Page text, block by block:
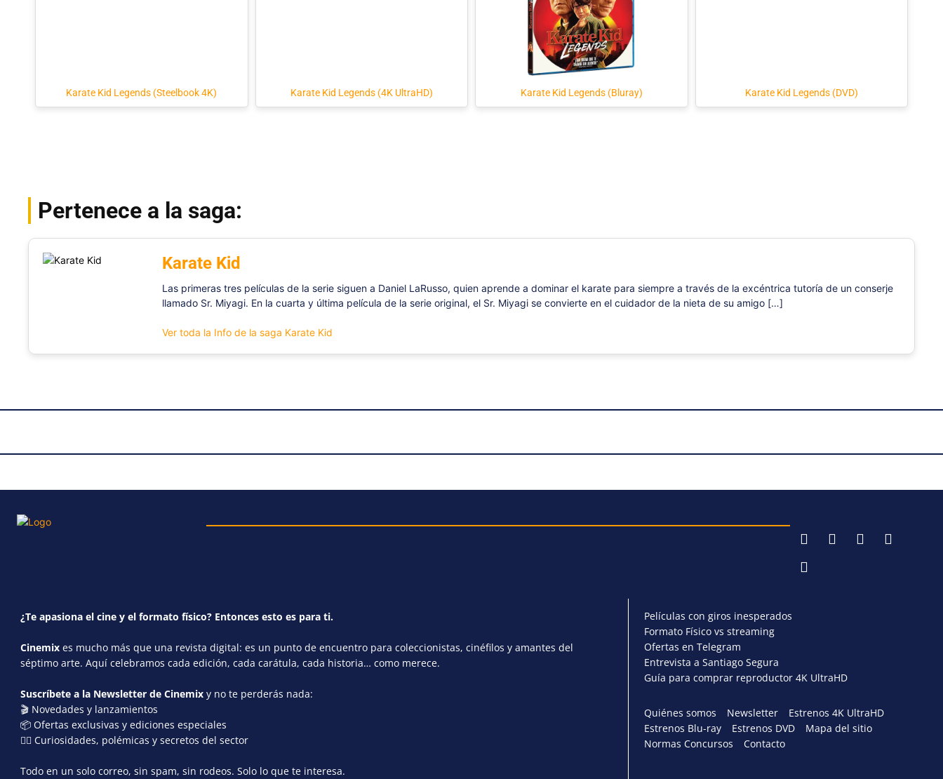
Karate Kid Legends (Steelbook 4K) Karate Kid Legends (4K UltraHD) Karate Kid Legends (Bluray) Karate Kid Legends (DVD)
Pertenece a la saga:
Karate Kid
Las primeras tres películas de la serie siguen a Daniel LaRusso, quien aprende a dominar el karate para siempre a través de la excéntrica tutoría de un conserje
llamado Sr. Miyagi. En la cuarta y última película de la serie original, el Sr. Miyagi se convierte en el cuidador de la nieta de su amigo […]
Ver toda la Info de la saga Karate Kid
¿Te apasiona el cine y el formato físico? Entonces esto es para ti.
Cinemix es mucho más que una revista digital: es un punto de encuentro para coleccionistas, cinéfilos y amantes del
séptimo arte. Aquí celebramos cada edición, cada carátula, cada historia… como merece.
Suscríbete a la Newsletter de Cinemix y no te perderás nada:
🎬 Novedades y lanzamientos
📦 Ofertas exclusivas y ediciones especiales
🕵️‍♂️ Curiosidades, polémicas y secretos del sector
Todo en un solo correo, sin spam, sin rodeos. Solo lo que te interesa.
Películas con giros inesperados
Formato Físico vs streaming
Ofertas en Telegram
Entrevista a Santiago Segura
Guía para comprar reproductor 4K UltraHD
Quiénes somos Newsletter
Estrenos 4K UltraHD
Estrenos Blu-ray
Estrenos DVD
Mapa del sitio
Normas Concursos
Contacto